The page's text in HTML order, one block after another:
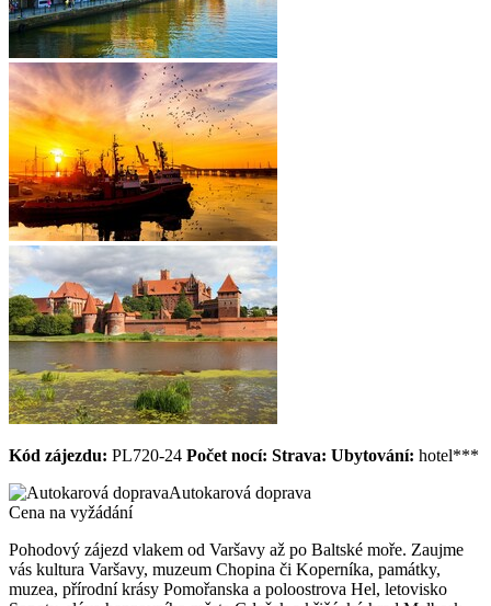
Kód zájezdu: PL720-24 Počet nocí: Strava: Ubytování: hotel***
Autokarová doprava
Cena na vyžádání
Pohodový zájezd vlakem od Varšavy až po Baltské moře. Zaujme
vás kultura Varšavy, muzeum Chopina či Koperníka, památky,
muzea, přírodní krásy Pomořanska a poloostrova Hel, letovisko